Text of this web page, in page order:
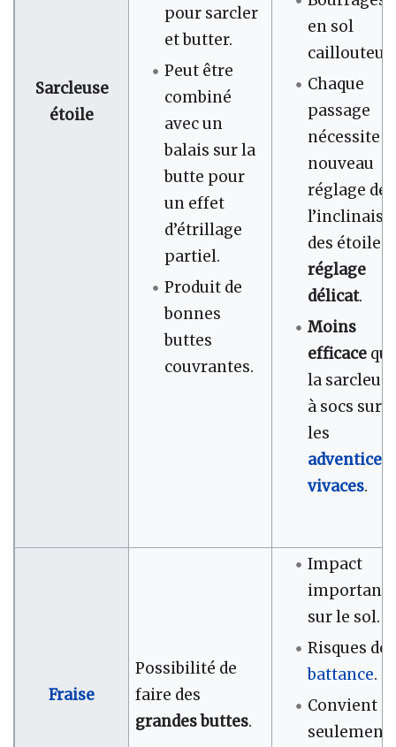
Sarcleuse
étoile
pour sarcler
et butter.
Peut être
combiné
avec un
balais sur la
butte pour
un effet
d’étrillage
partiel.
Produit de
bonnes
buttes
couvrantes.
en sol
caillouteux.
Chaque
passage
nécessite
nouveau
réglage de
des étoiles,
réglage
délicat.
Moins
efficace
la
à socs sur
les
adventices
vivaces.
Fraise
Possibilité de
faire des
grandes buttes.
Impact
important
sur le sol.
Risques de
battance.
Convient
seulement